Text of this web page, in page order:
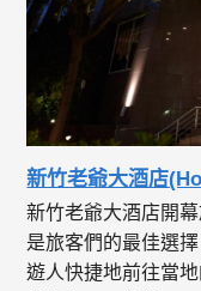
新竹老爺大酒店
新竹老爺大酒店開
是旅客們的最佳選
遊人快捷地前往當